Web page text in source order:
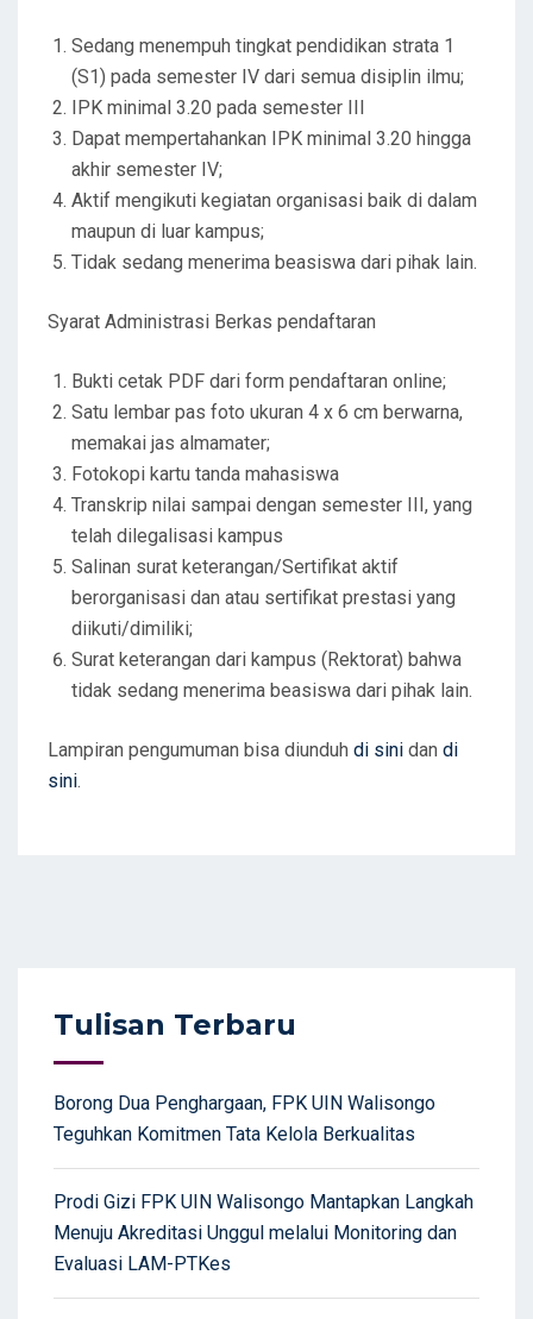
Sedang menempuh tingkat pendidikan strata 1
(S1) pada semester IV dari semua disiplin ilmu;
IPK minimal 3.20 pada semester III
Dapat mempertahankan IPK minimal 3.20 hingga
akhir semester IV;
Aktif mengikuti kegiatan organisasi baik di dalam
maupun di luar kampus;
Tidak sedang menerima beasiswa dari pihak lain.
Syarat Administrasi Berkas pendaftaran
Bukti cetak PDF dari form pendaftaran online;
Satu lembar pas foto ukuran 4 x 6 cm berwarna,
memakai jas almamater;
Fotokopi kartu tanda mahasiswa
Transkrip nilai sampai dengan semester III, yang
telah dilegalisasi kampus
Salinan surat keterangan/Sertifikat aktif
berorganisasi dan atau sertifikat prestasi yang
diikuti/dimiliki;
Surat keterangan dari kampus (Rektorat) bahwa
tidak sedang menerima beasiswa dari pihak lain.
Lampiran pengumuman bisa diunduh di sini dan di
sini.
Tulisan Terbaru
Borong Dua Penghargaan, FPK UIN Walisongo
Teguhkan Komitmen Tata Kelola Berkualitas
Prodi Gizi FPK UIN Walisongo Mantapkan Langkah
Menuju Akreditasi Unggul melalui Monitoring dan
Evaluasi LAM-PTKes